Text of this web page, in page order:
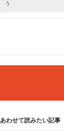
う
あわせて読みたい記事